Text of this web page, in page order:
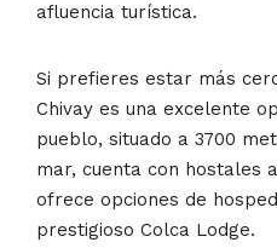
afluencia turística.
Si prefieres estar más
Chivay es una excelente
pueblo, situado a 3700
mar, cuenta con hostales
ofrece opciones de
prestigioso Colca Lodge.